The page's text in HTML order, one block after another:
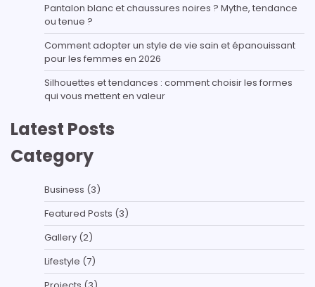
Pantalon blanc et chaussures noires ? Mythe, tendance
ou tenue ?
Comment adopter un style de vie sain et épanouissant
pour les femmes en 2026
Silhouettes et tendances : comment choisir les formes
qui vous mettent en valeur
Latest Posts
Category
Business (3)
Featured Posts (3)
Gallery (2)
Lifestyle (7)